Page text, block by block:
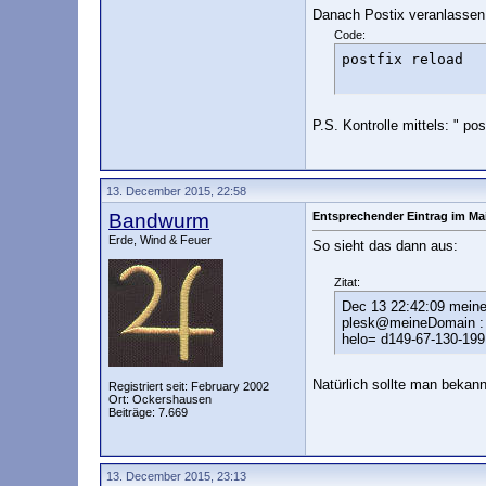
Danach Postix
Code:
postfix reload
P.S. Kontrolle mittels: "
13. December 2015, 22:58
Bandwurm
Erde, Wind & Feuer
Registriert seit: February 2002
Ort: Ockershausen
Beiträge: 7.669
Entsprechender Eintrag im
So sieht das dann aus:
Zitat:
Dec 13 22:42:09
plesk@meineDomain
helo= d149-67-130-
Natürlich sollte man
13. December 2015, 23:13